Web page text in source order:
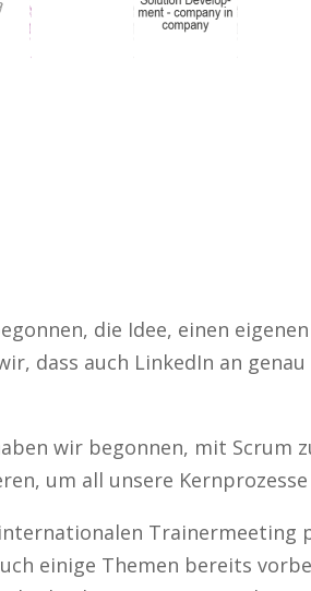
die Idee, einen
dass auch LinkedIn an
wir begonnen, mit Scrum
um all unsere
Trainermeeting
einige Themen bereits